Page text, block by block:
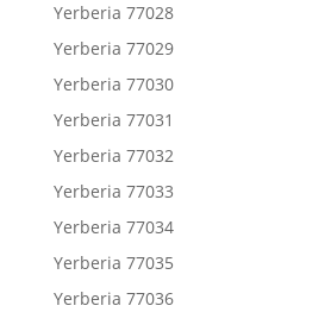
Yerberia 77028
Yerberia 77029
Yerberia 77030
Yerberia 77031
Yerberia 77032
Yerberia 77033
Yerberia 77034
Yerberia 77035
Yerberia 77036